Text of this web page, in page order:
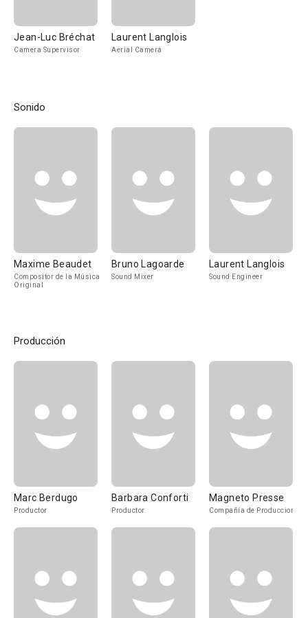
Jean-Luc Bréchat
Camera Supervisor
Laurent Langlois
Aerial Camera
Sonido
Maxime Beaudet
Compositor de la Música
Original
Bruno Lagoarde
Sound Mixer
Laurent Langlois
Sound Engineer
Producción
Marc Berdugo
Productor
Barbara Conforti
Productor
Magneto Presse
Compañía de Produccion